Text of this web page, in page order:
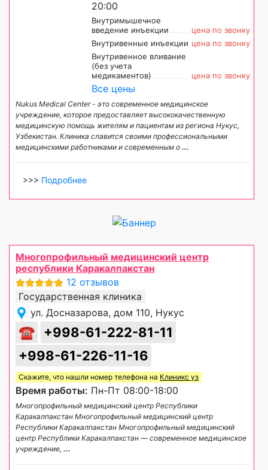
20:00
Внутримышечное
введение инъекции
цена по звонку
Внутривенные инъекции цена по звонку
Внутривенное вливание
(без учета
медикаментов)
цена по звонку
Все цены
Nukus Medical Center - это современное медицинское
учреждение, которое предоставляет высококачественную
медицинскую помощь жителям и пациентам из региона Нукус,
Узбекистан. Клиника славится своими профессиональными
медицинскими работниками и современным о ...
>>> Подробнее
Многопрофильный медицинский центр
республики Каракалпакстан
12 отзывов
Государственная клиника
ул. Досназарова, дом 110, Нукус
☎
+998-61-222-81-11
+998-61-226-11-16
Скажите, что нашли номер телефона на Клиникс уз
Время работы: Пн-Пт 08:00-18:00
Многопрофильный медицинский центр Республики
Каракалпакстан Многопрофильный медицинский центр
Республики Каракалпакстан Многопрофильный медицинский
центр Республики Каракалпакстан — современное медицинское
учреждение, ...